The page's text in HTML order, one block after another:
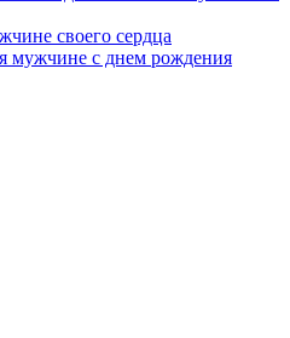
своего сердца
мужчине с днем рождения